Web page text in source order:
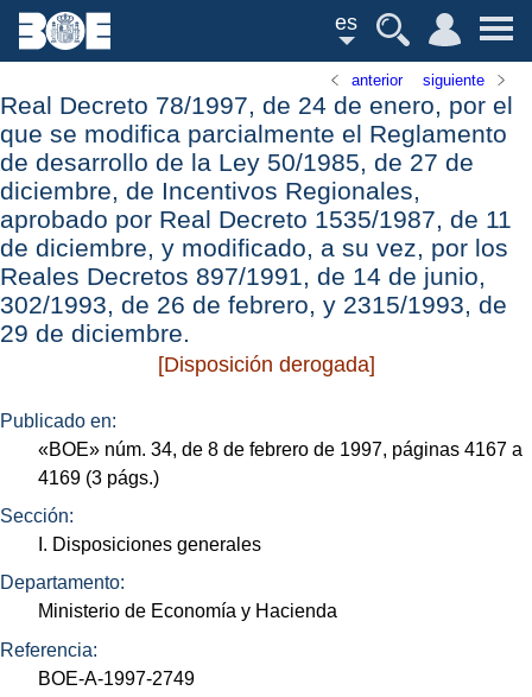
es
anterior siguiente
Real Decreto 78/1997, de 24 de enero, por el
que se modifica parcialmente el Reglamento
de desarrollo de la Ley 50/1985, de 27 de
diciembre, de Incentivos Regionales,
aprobado por Real Decreto 1535/1987, de 11
de diciembre, y modificado, a su vez, por los
Reales Decretos 897/1991, de 14 de junio,
302/1993, de 26 de febrero, y 2315/1993, de
29 de diciembre.
[Disposición derogada]
Publicado en:
«BOE» núm. 34, de 8 de febrero de 1997, páginas 4167 a
4169 (3 págs.)
Sección:
I. Disposiciones generales
Departamento:
Ministerio de Economía y Hacienda
Referencia:
BOE-A-1997-2749